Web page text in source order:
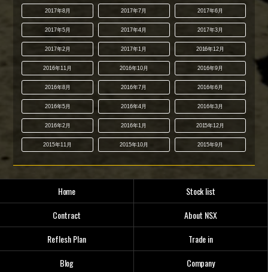
2017年8月 2017年7月 2017年6月
2017年5月 2017年4月 2017年3月
2017年2月 2017年1月 2016年12月
2016年11月 2016年10月 2016年9月
2016年8月 2016年7月 2016年6月
2016年5月 2016年4月 2016年3月
2016年2月 2016年1月 2015年12月
2015年11月 2015年10月 2015年9月
Home
Stock list
Contract
About NSX
Reflesh Plan
Trade in
Blog
Company